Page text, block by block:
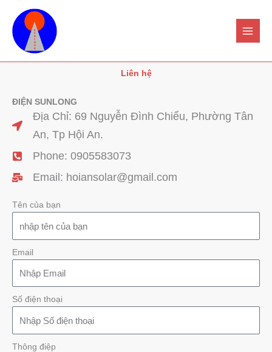
dung
Liên hệ
ĐIỆN SUNLONG
Địa Chỉ: 69 Nguyễn Đình Chiểu, Phường Tân
An, Tp Hội An.
Phone: 0905583073
Email: hoiansolar@gmail.com
Tên của bạn
Email
Số điện thoại
Thông điệp